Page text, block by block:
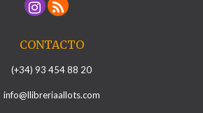
CONTACTO
(+34) 93 454 88 20
info@llibreriaallots.com